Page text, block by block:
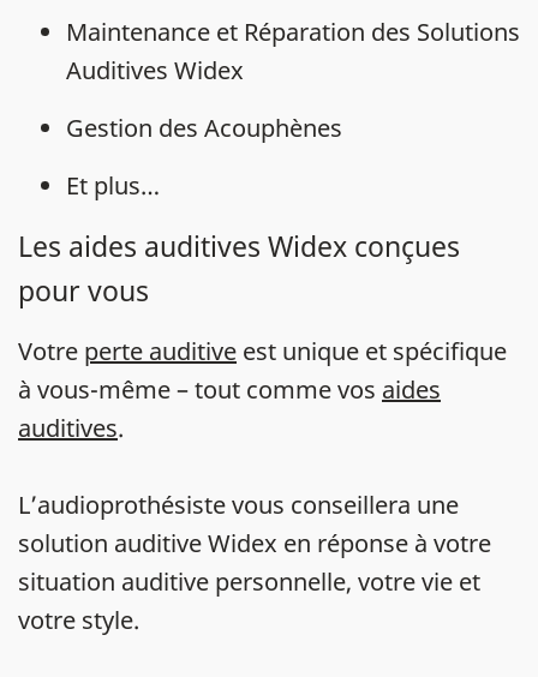
Maintenance et Réparation des Solutions
Auditives Widex
Gestion des Acouphènes
Et plus…
Les aides auditives Widex conçues
pour vous
Votre perte auditive est unique et spécifique
à vous-même – tout comme vos aides
auditives.
L’audioprothésiste vous conseillera une
solution auditive Widex en réponse à votre
situation auditive personnelle, votre vie et
votre style.